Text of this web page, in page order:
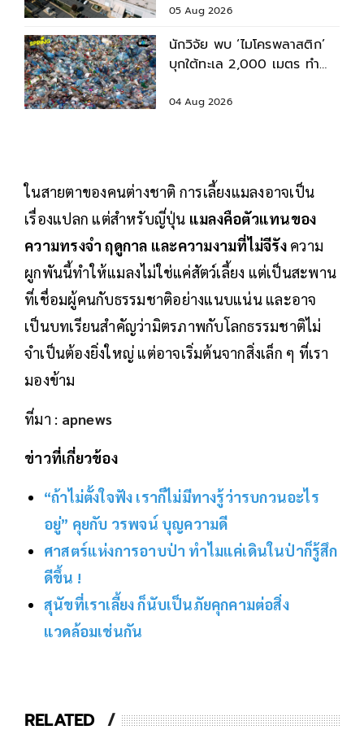
05 Aug 2026
นักวิจัย พบ ‘ไมโครพลาสติก’
บุกใต้ทะเล 2,000 เมตร ทำ
04 Aug 2026
ในสายตาของคนต่างชาติ การเลี้ยงแมลงอาจเป็น
เรื่องแปลก แต่สำหรับญี่ปุ่น แมลงคือตัวแทนของ
ความทรงจำ ฤดูกาล และความงามที่ไม่จีรังความ
ผูกพันนี้ทำให้แมลงไม่ใช่แค่สัตว์เลี้ยง แต่เป็นสะพาน
ที่เชื่อมผู้คนกับธรรมชาติอย่างแนบแน่น และอาจ
เป็นบทเรียนสำคัญว่ามิตรภาพกับโลกธรรมชาติไม่
จำเป็นต้องยิ่งใหญ่ แต่อาจเริ่มต้นจากสิ่งเล็ก ๆ ที่เรา
มองข้าม
ที่มา : apnews
ข่าวที่เกี่ยวข้อง
“ถ้าไม่ตั้งใจฟัง เราก็ไม่มีทางรู้ว่ารบกวนอะไร
อยู่” คุยกับ วรพจน์ บุญความดี
ศาสตร์แห่งการอาบป่า ทำไมแค่เดินในป่าก็รู้สึก
ดีขึ้น !
สุนัขที่เราเลี้ยง ก็นับเป็นภัยคุกคามต่อสิ่ง
แวดล้อมเช่นกัน
RELATED